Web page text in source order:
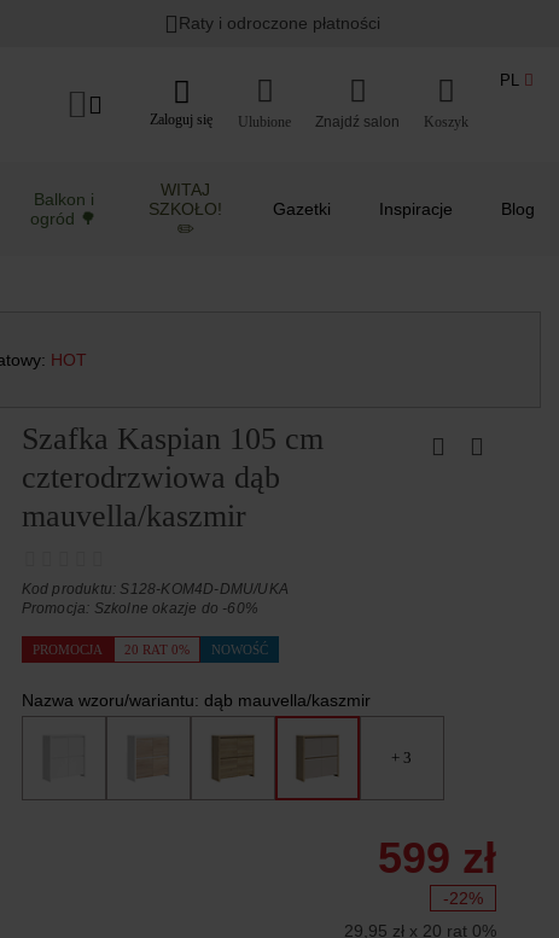
Raty i odroczone płatności
Zaloguj się Ulubione Koszyk
PL
Balkon i
ogród 🌳
WITAJ
SZKOŁO!
✏️
Gazetki Inspiracje Blog
HOT
Szafka Kaspian 105 cm
czterodrzwiowa dąb
mauvella/kaszmir
Kod produktu: S128-KOM4D-DMU/UKA
Promocja: Szkolne okazje do -60%
PROMOCJA 20 RAT 0% NOWOŚĆ
Nazwa wzoru/wariantu: dąb mauvella/kaszmir
+ 3
599 zł
-22%
29,95 zł x 20 rat 0%